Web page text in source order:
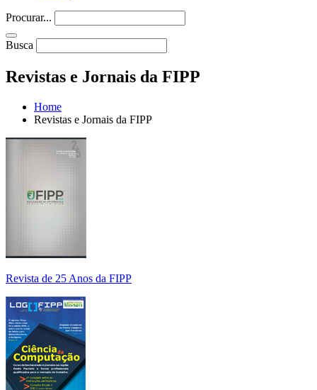
Procurar...
Busca
Revistas e Jornais da FIPP
Home
Revistas e Jornais da FIPP
Revista de 25 Anos da FIPP